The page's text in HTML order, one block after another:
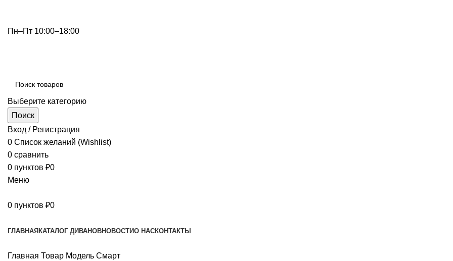
Пн–Пт 10:00–18:00
Выберите категорию
Поиск
Вход / Регистрация
0 Список желаний (Wishlist)
0 сравнить
0 пунктов ₽0
Меню
0 пунктов ₽0
ГЛАВНАЯ КАТАЛОГ ДИВАНОВНОВОСТИО НАСКОНТАКТЫ
Главная Товар Модель Смарт